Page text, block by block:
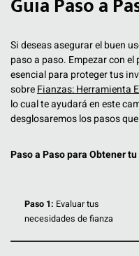
Si deseas asegurar el buen
paso a paso. Empezar con
esencial para proteger tus
sobreFianzas: Herramienta
lo cual te ayudará en este
desglosaremos los pasos
Paso a Paso para Obtener
Paso 1: Evaluar tus
necesidades de fianza